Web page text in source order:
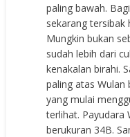
paling bawah.
sekarang tersibak
Mungkin bukan
sudah lebih dari
kenakalan birahi.
paling atas Wulan
yang mulai
terlihat. Payudara
berukuran 34B.